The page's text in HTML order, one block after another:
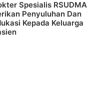
Spesialis RSUDMA
Penyuluhan Dan
Kepada Keluarga